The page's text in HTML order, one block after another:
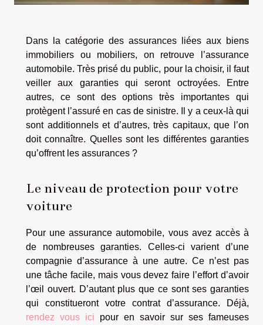
Dans la catégorie des assurances liées aux biens
immobiliers ou mobiliers, on retrouve l’assurance
automobile. Très prisé du public, pour la choisir, il faut
veiller aux garanties qui seront octroyées. Entre
autres, ce sont des options très importantes qui
protègent l’assuré en cas de sinistre. Il y a ceux-là qui
sont additionnels et d’autres, très capitaux, que l’on
doit connaître. Quelles sont les différentes garanties
qu’offrent les assurances ?
Le niveau de protection pour votre
voiture
Pour une assurance automobile, vous avez accès à
de nombreuses garanties. Celles-ci varient d’une
compagnie d’assurance à une autre. Ce n’est pas
une tâche facile, mais vous devez faire l’effort d’avoir
l’œil ouvert. D’autant plus que ce sont ses garanties
qui constitueront votre contrat d’assurance. Déjà,
rendez vous ici pour en savoir sur ses fameuses